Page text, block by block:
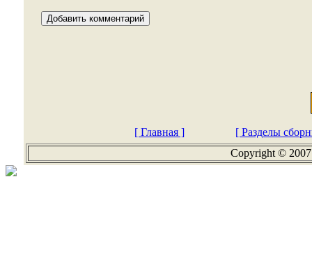
[ Главная ]
[ Разделы
Copyright ©